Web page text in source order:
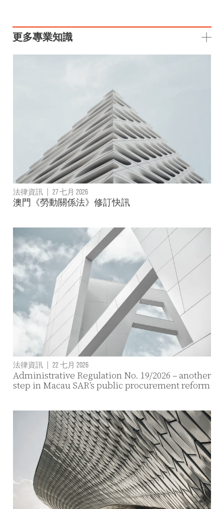
更多專業知識
法律資訊 | 27 七月 2026
澳門《勞動關係法》修訂快訊
法律資訊 | 22 七月 2026
Administrative Regulation No. 19/2026 – another
step in Macau SAR’s public procurement reform